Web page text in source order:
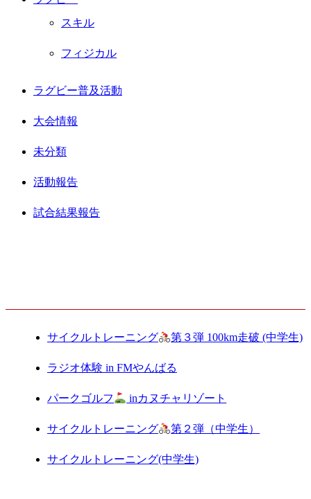
スキル
フィジカル
ラグビー普及活動
大会情報
未分類
活動報告
試合結果報告
サイクルトレーニング 第３弾 100km走破 (中学生)
ラジオ体験 in FMやんばる
パークゴルフ inカヌチャリゾート
サイクルトレーニング 第２弾（中学生）
サイクルトレーニング(中学生)